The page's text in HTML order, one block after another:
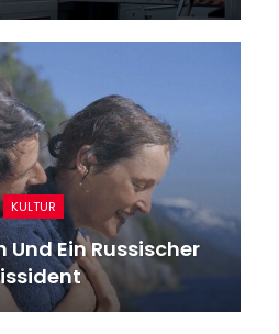
KULTUR
Und Ein Russischer